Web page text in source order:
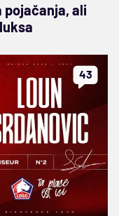
pojačanja, ali
43